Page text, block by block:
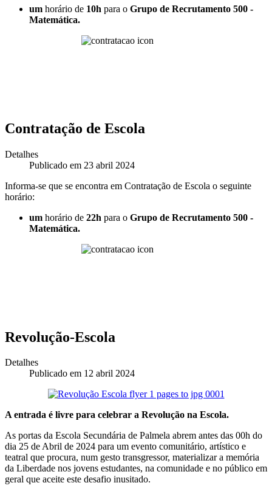
um horário de 10h para o Grupo de Recrutamento 500 -
Matemática.
Contratação de Escola
Detalhes
Publicado em 23 abril 2024
Informa-se que se encontra em Contratação de Escola o seguinte
horário:
um horário de 22h para o Grupo de Recrutamento 500 -
Matemática.
Revolução-Escola
Detalhes
Publicado em 12 abril 2024
A entrada é livre para celebrar a Revolução na Escola.
As portas da Escola Secundária de Palmela abrem antes das 00h do
dia 25 de Abril de 2024 para um evento comunitário, artístico e
teatral que procura, num gesto transgressor, materializar a memória
da Liberdade nos jovens estudantes, na comunidade e no público em
geral que aceite este desafio inusitado.